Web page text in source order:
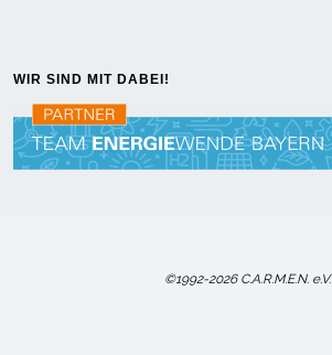
WIR SIND MIT DABEI!
©1992-2026 C.A.R.M.E.N. e.V.